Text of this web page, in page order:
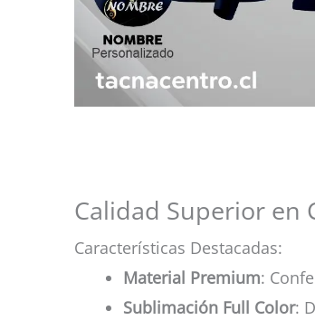
Calidad Superior en
Características Destacadas:
Material Premium:
Sublimación Full Color: